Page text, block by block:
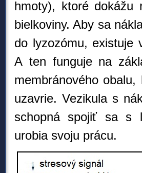
hmoty), ktoré dokážu
bielkoviny. Aby sa
do lyzozómu, existuje
A ten funguje na
membránového
uzavrie. Vezikula s
schopná spojiť sa s
urobia svoju prácu.